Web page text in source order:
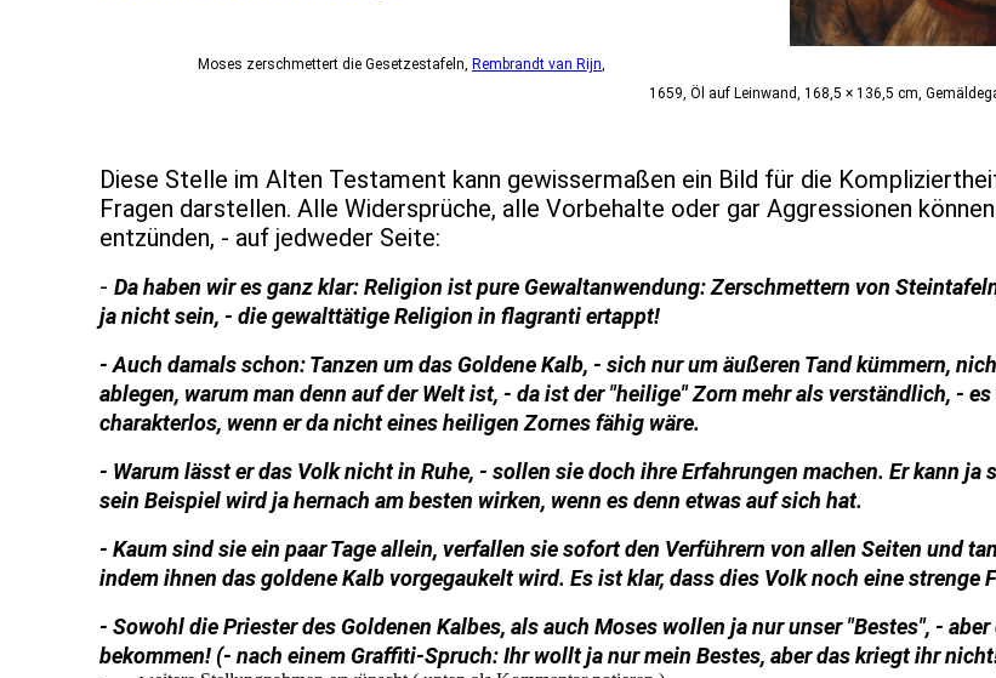
Moses zerschmettert die Gesetzestafeln, Rembrandt van Rijn,
1659, Öl auf Leinwand, 168,5 × 136,5 cm, Gemäldegalerie
Diese Stelle im Alten Testament kann gewissermaßen ein Bild für die
Fragen darstellen. Alle Widersprüche, alle Vorbehalte oder gar Aggressionen
entzünden, - auf jedweder Seite:
- Da haben wir es ganz klar: Religion ist pure Gewaltanwendung: Zerschmettern von
ja nicht sein, - die gewalttätige Religion in flagranti ertappt!
- Auch damals schon: Tanzen um das Goldene Kalb, - sich nur um äußeren Tand kümmern,
ablegen, warum man denn auf der Welt ist, - da ist der "heilige" Zorn mehr als verständlich, - es
charakterlos, wenn er da nicht eines heiligen Zornes fähig wäre.
- Warum lässt er das Volk nicht in Ruhe, - sollen sie doch ihre Erfahrungen machen. Er kann ja
sein Beispiel wird ja hernach am besten wirken, wenn es denn etwas auf sich hat.
- Kaum sind sie ein paar Tage allein, verfallen sie sofort den Verführern von allen Seiten und
indem ihnen das goldene Kalb vorgegaukelt wird. Es ist klar, dass dies Volk noch eine strenge
- Sowohl die Priester des Goldenen Kalbes, als auch Moses wollen ja nur unser "Bestes", -
bekommen! (- nach einem Graffiti-Spruch: Ihr wollt ja nur mein Bestes, aber das kriegt ihr